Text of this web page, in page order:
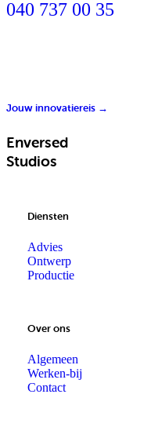
040 737 00 35
Jouw innovatiereis →
Enversed
Studios
Diensten
Advies
Ontwerp
Productie
Over ons
Algemeen
Werken-bij
Contact